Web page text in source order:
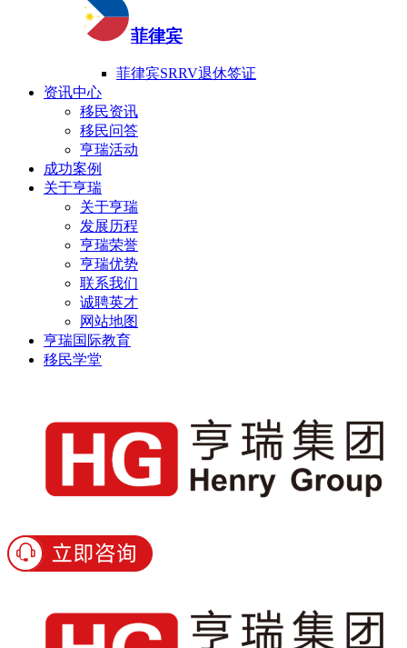
菲律宾
菲律宾SRRV退休签证
资讯中心
移民资讯
移民问答
亨瑞活动
成功案例
关于亨瑞
关于亨瑞
发展历程
亨瑞荣誉
亨瑞优势
联系我们
诚聘英才
网站地图
亨瑞国际教育
移民学堂